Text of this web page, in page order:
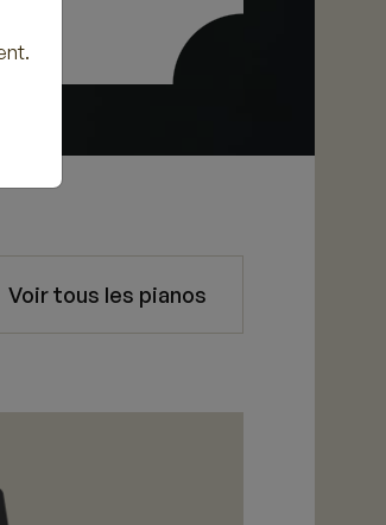
Voir tous les pianos